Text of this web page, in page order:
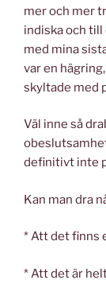
mer och mer
indiska och till
med mina
var en
skyltade med
Väl inne så
definitivt inte
Kan man dra
* Att det finns
* Att det är